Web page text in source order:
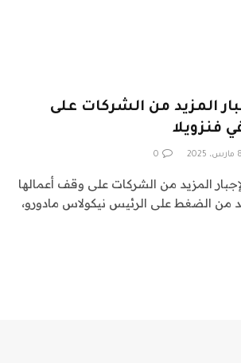
المزيد من الشركات على
فنزويلا
8 مارس، 2025 0
المزيد من الشركات على وقف أعمالها
من الضغط على الرئيس نيكولاس مادورو،